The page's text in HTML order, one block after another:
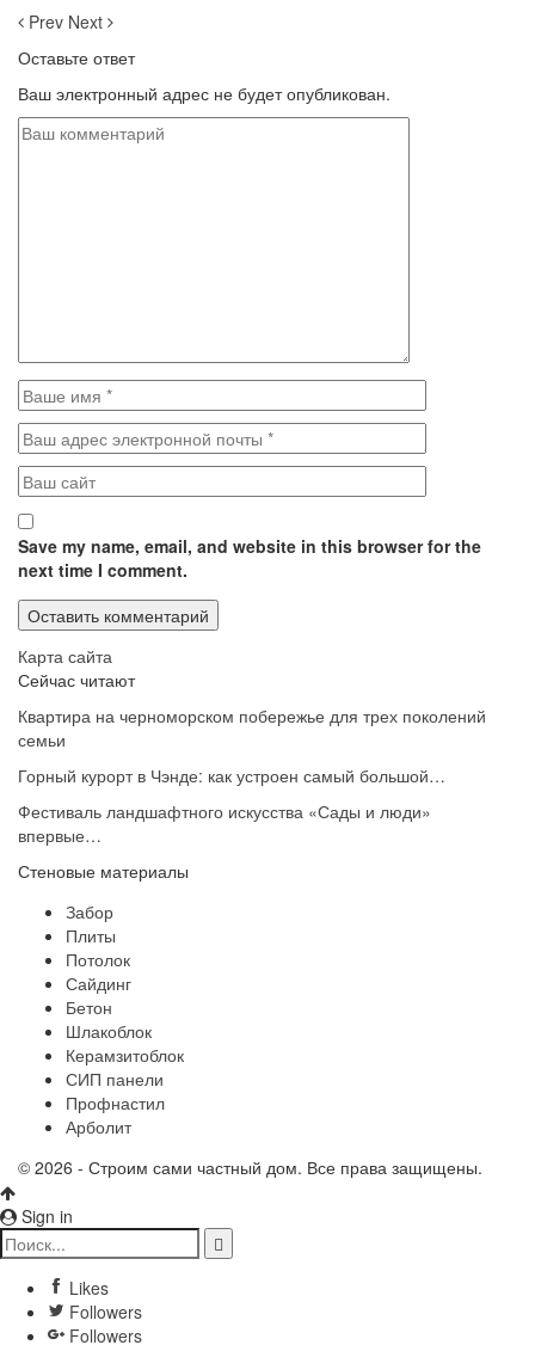
Prev Next
Оставьте ответ
Ваш электронный адрес не будет опубликован.
Save my name, email, and website in this browser for the
next time I comment.
Карта сайта
Сейчас читают
Квартира на черноморском побережье для трех поколений
семьи
Горный курорт в Чэнде: как устроен самый большой…
Фестиваль ландшафтного искусства «Сады и люди»
впервые…
Стеновые материалы
Забор
Плиты
Потолок
Сайдинг
Бетон
Шлакоблок
Керамзитоблок
СИП панели
Профнастил
Арболит
© 2026 - Строим сами частный дом. Все права защищены.
Sign in
Likes
Followers
Followers